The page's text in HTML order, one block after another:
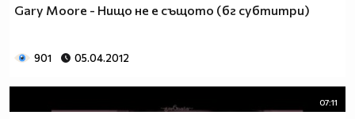
Gary Moore - Нищо не е същото (бг субтитри)
901 05.04.2012
07:11